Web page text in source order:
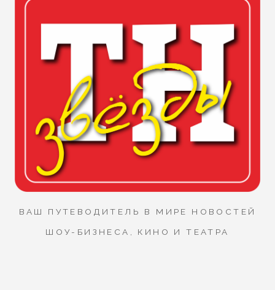
ВАШ ПУТЕВОДИТЕЛЬ В МИРЕ НОВОСТЕЙ
ШОУ-БИЗНЕСА, КИНО И ТЕАТРА